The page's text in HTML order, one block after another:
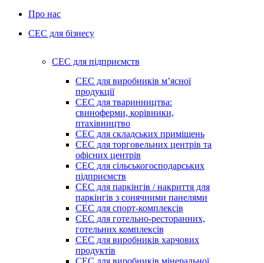
Про нас
СЕС для бізнесу
СЕС для підприємств
СЕС для виробників мʼясної
продукції
СЕС для тваринництва:
свиноферми, корівники,
птахівництво
СЕС для складських приміщень
СЕС для торговельних центрів та
офісних центрів
СЕС для сільськогосподарських
підприємств
СЕС для паркінгів / накриття для
паркінгів з сонячними панелями
СЕС для спорт-комплексів
СЕС для готельно-ресторанних,
готельних комплексів
СЕС для виробників харчових
продуктів